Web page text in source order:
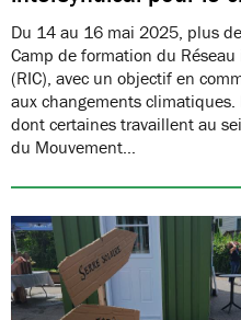
Du 14 au 16 mai 2025, plus
Camp de formation du
(RIC), avec un objectif en
aux changements climatiques.
dont certaines travaillent au
du Mouvement…